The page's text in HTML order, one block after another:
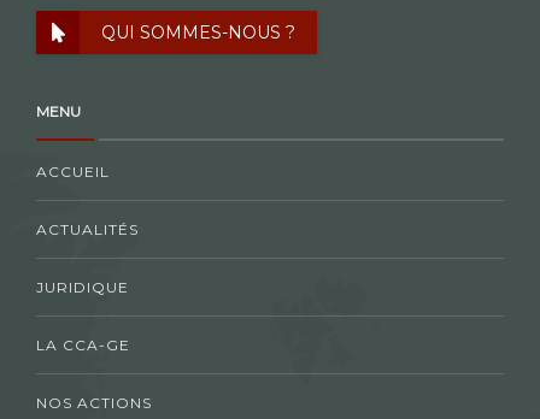
QUI SOMMES-NOUS ?
MENU
ACCUEIL
ACTUALITÉS
JURIDIQUE
LA CCA-GE
NOS ACTIONS